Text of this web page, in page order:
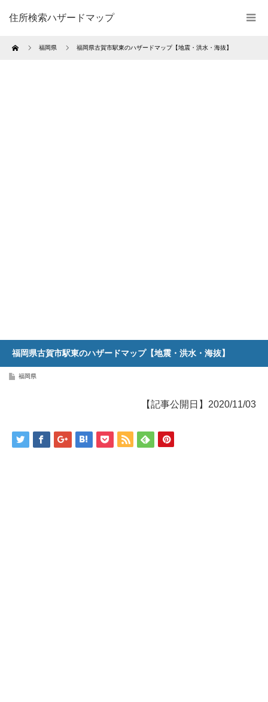
住所検索ハザードマップ
Home 福岡県 福岡県古賀市駅東のハザードマップ【地震・洪水・海抜】
福岡県古賀市駅東のハザードマップ【地震・洪水・海抜】
福岡県
【記事公開日】2020/11/03